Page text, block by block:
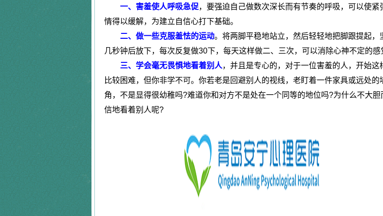
|
恐惧症
强迫症
|
疑病症
神经衰弱症
刘同学 抑郁症 山东省日照市
程女士 抑郁失眠 山东省济南市
郭先生 精神障碍 山东省莱芜市
周先生 长期失眠 山东省淄博市
万女士 严重抑郁 山东省菏泽市
田先生 强迫症 山东省济南市
唐先生 更年期综合症 山东省青岛市
植物神经紊乱
恐惧症 山东省济南市
失眠抑郁 山东省聊城市
焦虑症 山东省东营市
神经衰弱症 山东省泰安市
一、害羞使人呼吸急促，要强迫自己做数次深长而有节奏的呼吸，可以使紧
情得以缓解，为建立自信心打下基础。
二、做一些克服羞怯的运动。将两脚平稳地站立，然后轻轻地把脚跟提起，
几秒钟后放下，每次反复做30下，每天这样做二、三次，可以消除心神不定的感
三、学会毫无畏惧地看着别人，并且是专心的，对于一位害羞的人，开始这
比较困难，但你非学不可。你若老是回避别人的视线，老盯着一件家具或远处的
角，不是显得很幼稚吗?难道你和对方不是处在一个同等的地位吗?为什么不大胆
信地看着别人呢?